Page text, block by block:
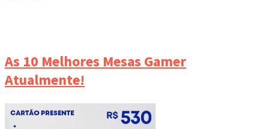
As 10 Melhores Mesas Gamer
Atualmente!